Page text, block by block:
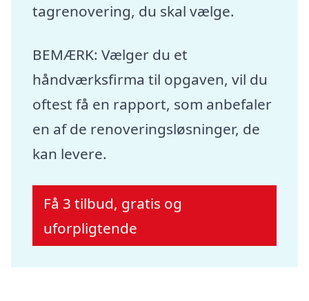
tagrenovering, du skal vælge.
BEMÆRK: Vælger du et
håndværksfirma til opgaven, vil du
oftest få en rapport, som anbefaler
en af de renoveringsløsninger, de
kan levere.
Få 3 tilbud, gratis og
uforpligtende